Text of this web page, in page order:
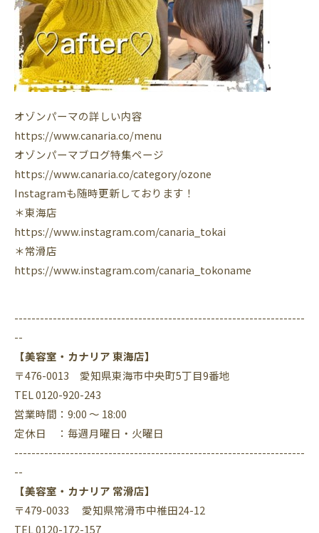
オゾンパーマの詳しい内容
https://www.canaria.co/menu
オゾンパーマブログ特集ページ
https://www.canaria.co/category/ozone
Instagramも随時更新しております！
＊東海店
https://www.instagram.com/canaria_tokai
＊常滑店
https://www.instagram.com/canaria_tokoname
--------------------------------------------------------------------
--
【美容室・カナリア 東海店】
〒476-0013 愛知県東海市中央町5丁目9番地
TEL 0120-920-243
営業時間：9:00 ～ 18:00
定休日 ：毎週月曜日・火曜日
--------------------------------------------------------------------
--
【美容室・カナリア 常滑店】
〒479-0033 愛知県常滑市中椎田24-12
TEL 0120-172-157